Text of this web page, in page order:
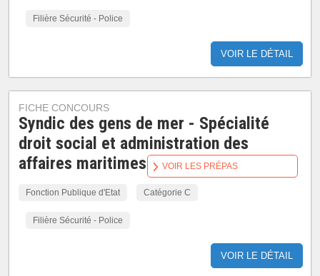
Filière Sécurité - Police
VOIR LE DÉTAIL
FICHE CONCOURS
Syndic des gens de mer - Spécialité
droit social et administration des
affaires maritimes
Fonction Publique d'Etat Catégorie C
Filière Sécurité - Police
VOIR LE DÉTAIL
VOIR LES PRÉPAS